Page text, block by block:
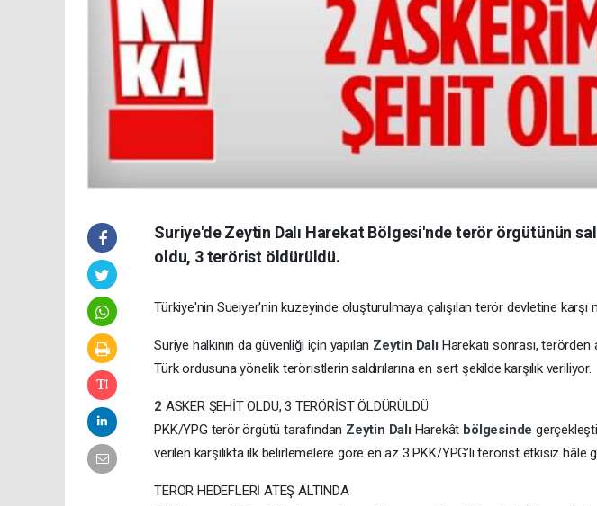
Suriye'de Zeytin Dalı Harekat Bölgesi'nde terör örgütünün
oldu, 3 terörist öldürüldü.
Türkiye'nin Sueiyer'nin kuzeyinde oluşturulmaya çalışılan terör devletine karşı
Suriye halkının da güvenliği için yapılan Zeytin Dalı Harekatı sonrası, terörden
Türk ordusuna yönelik teröristlerin saldırılarına en sert şekilde karşılık veriliyor.
2 ASKER ŞEHİT OLDU, 3 TERÖRİST ÖLDÜRÜLDÜ
PKK/YPG terör örgütü tarafından Zeytin Dalı Harekât bölgesinde
verilen karşılıkta ilk belirlemelere göre en az 3 PKK/YPG’li terörist etkisiz hâle
TERÖR HEDEFLERİ ATEŞ ALTINDA